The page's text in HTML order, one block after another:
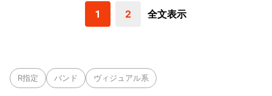
1 2 全文表示
R指定 バンド ヴィジュアル系